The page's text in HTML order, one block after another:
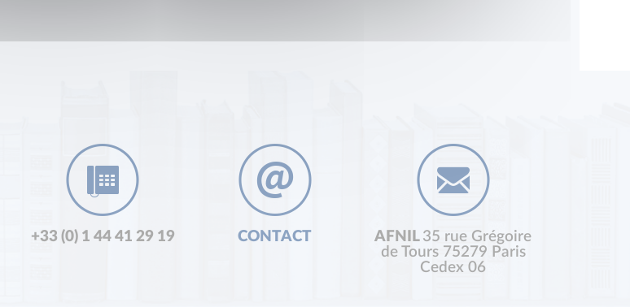
+33 (0) 1 44 41 29 19 CONTACT AFNIL 35 rue Grégoire
de Tours 75279 Paris
Cedex 06